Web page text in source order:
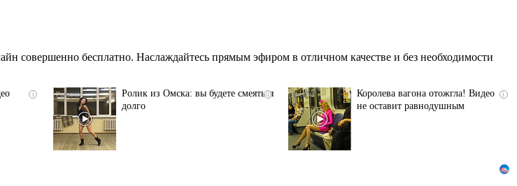
совершенно бесплатно. Наслаждайтесь прямым эфиром в отличном качестве и без необходимости
i i
Ролик из Омска: вы будете смеяться
долго
i
Королева вагона отожгла! Видео
не оставит равнодушным